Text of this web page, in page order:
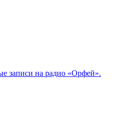
записи на радио «Орфей».